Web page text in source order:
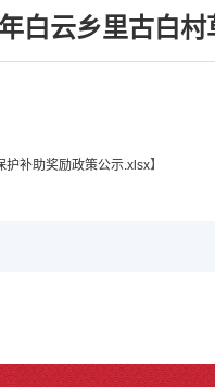
白云乡里古白
护补助奖励政策公示.xlsx】